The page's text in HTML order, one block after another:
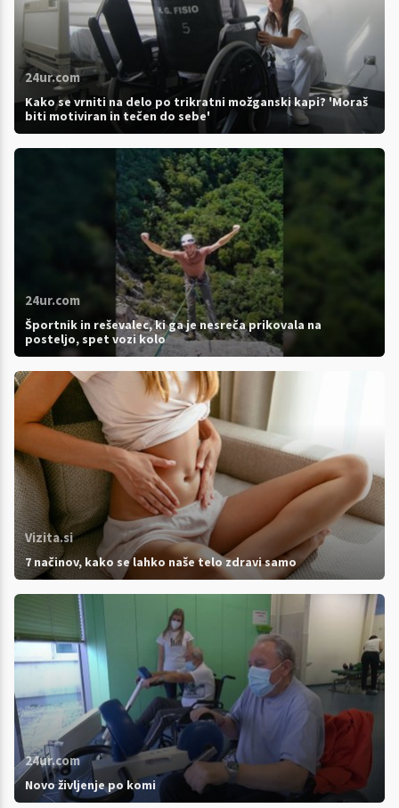
24ur.com
Kako se vrniti na delo po trikratni možganski kapi? 'Moraš
biti motiviran in tečen do sebe'
24ur.com
Športnik in reševalec, ki ga je nesreča prikovala na
posteljo, spet vozi kolo
Vizita.si
7 načinov, kako se lahko naše telo zdravi samo
24ur.com
Novo življenje po komi